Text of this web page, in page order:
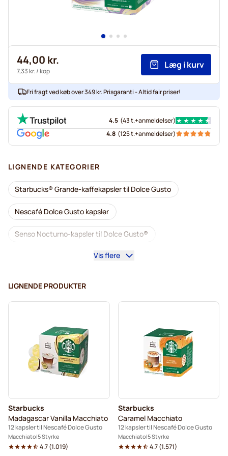
44,00 kr.
7,33 kr./ kop
Læg i kurv
Fri fragt ved køb over 349 kr. Prisgaranti - Altid fair priser!
4.5 (43 t.+anmeldelser)
4.8 (125 t.+anmeldelser)
LIGNENDE KATEGORIER
Starbucks® Grande-kaffekapsler til Dolce Gusto
Nescafé Dolce Gusto kapsler
Senso Nocturno-kapsler til Dolce Gusto®
Kaffemaskiner til Dolce Gusto®
Koffeinfri kaffe til Dolce Gusto®
Segafredo kaffekapsler til Dolce Gusto®
Café René kaffekapsler til Dolce Gusto®
Dolce Vita kaffekapsler til Dolce Gusto®
Kapsler til Dolce Gusto®
Vis flere
LIGNENDE PRODUKTER
Starbucks
Madagascar Vanilla Macchiato
12 kapsler til Nescafé Dolce Gusto
Macchiato 5 Styrke
4.7(1.019)
Starbucks
Caramel Macchiato
12 kapsler til Nescafé Dolce Gusto
Macchiato 5 Styrke
4.7(1.571)